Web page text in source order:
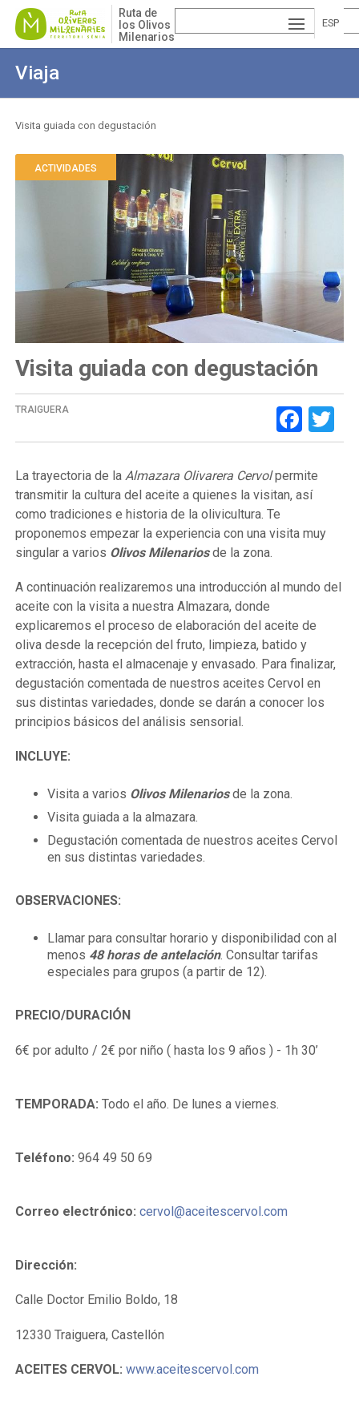
Pasar
contenido
Ruta de
los Olivos
Milenarios
ESP
Viaja
Sobrescribir
enlaces
navegación
Visita guiada con degustación
ACTIVIDADES
Visita guiada con degustación
TRAIGUERA
La trayectoria de laAlmazara Olivarera Cervolpermite
transmitir la cultura del aceite a quienes la visitan, así
como tradiciones e historia de la olivicultura. Te
proponemos empezar la experiencia con una visita muy
singular a varios Olivos Milenariosde la zona.
A continuación realizaremos una introducción al mundo del
aceite con la visita a nuestra Almazara, donde
explicaremos el proceso de elaboración del aceite de
oliva desde la recepción del fruto, limpieza, batido y
extracción, hasta el almacenaje y envasado. Para finalizar,
degustación comentada de nuestros aceites Cervol en
sus distintas variedades, donde se darán a conocer los
principios básicos del análisis sensorial.
INCLUYE:
Visita a varios Olivos Milenariosde la zona.
Visita guiada a la almazara.
Degustación comentada de nuestros aceites Cervol
en sus distintas variedades.
OBSERVACIONES:
Llamar para consultar horario y disponibilidad con al
menos 48 horas de antelación. Consultar tarifas
especiales para grupos (a partir de 12).
PRECIO/DURACIÓN
6€ por adulto / 2€ por niño ( hasta los 9 años ) - 1h 30’
TEMPORADA: Todo el año. De lunes a viernes.
Teléfono:964 49 50 69
Correo electrónico:cervol@aceitescervol.com
Dirección:
Calle Doctor Emilio Boldo, 18
12330 Traiguera, Castellón
ACEITES CERVOL: www.aceitescervol.com